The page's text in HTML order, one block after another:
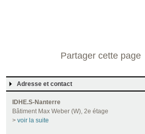
Partager cette page
Adresse et contact
IDHE.S-Nanterre
Bâtiment Max Weber (W), 2e étage
> voir la suite